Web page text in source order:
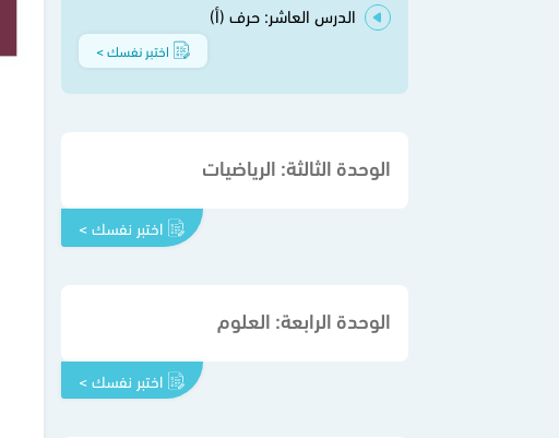
الدرس العاشر: حرف (أ)
اختبر نفسك >
الوحدة الثالثة: الرياضيات
اختبر نفسك >
الوحدة الرابعة: العلوم
اختبر نفسك >